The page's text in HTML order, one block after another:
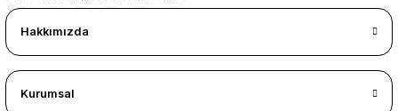
Hakkımızda
Kurumsal